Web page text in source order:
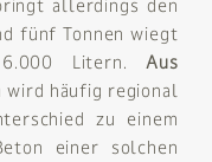
allerdings den
fünf Tonnen wiegt
Litern. Aus
wird häufig regional
zu einem
einer solchen